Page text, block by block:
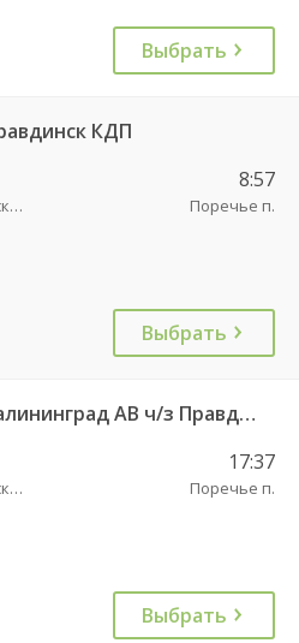
Выбрать
КДП
Озерск Кассово-диспетчерский пункт
8:57
Поречье п.
Выбрать
525А Озерск КДП — Калининград АВ ч/з Правдинск КДП
Озерск Кассово-диспетчерский пункт
17:37
Поречье п.
Выбрать